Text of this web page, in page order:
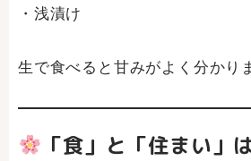
・浅漬け
生で食べると甘みがよく分かり
「食」と「住まい」